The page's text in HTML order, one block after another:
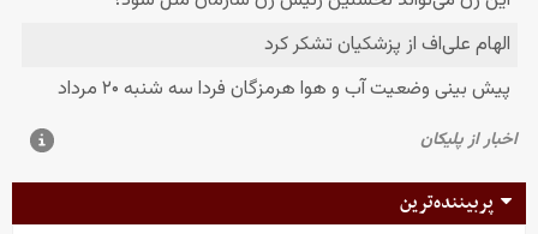
پربیننده‌ترین